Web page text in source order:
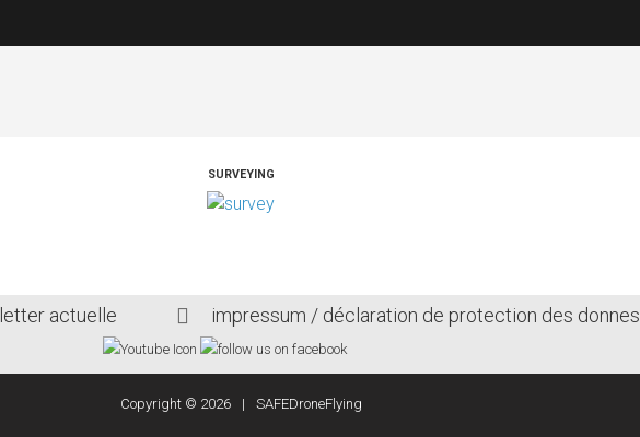
SURVEYING
actuelle impressum / déclaration de protection des donnes
Copyright © 2026 SAFEDroneFlying